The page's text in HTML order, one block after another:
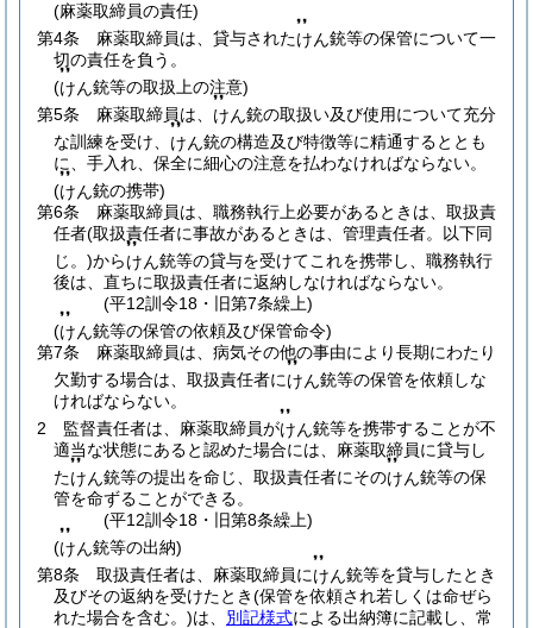
(麻薬取締員の責任)
第4条
麻薬取締員は、貸与されたけん
❜❜
銃等の保管について一
切の責任を負う。
(けん
❜❜
銃等の取扱上の注意)
第5条
麻薬取締員は、 けん
❜❜
銃の取扱い及び使用について充分
な訓練を受け、 けん
❜❜
銃の構造及び特徴等に精通するととも
に、手入れ、保全に細心の注意を払わなければならない。
(けん
❜❜
銃の携帯)
第6条
麻薬取締員は、職務執行上必要があるときは、取扱責
任者(取扱責任者に事故があるときは、管理責任者。以下同
じ。)からけん
❜❜
銃等の貸与を受けてこれを携帯し、職務執行
後は、直ちに取扱責任者に返納しなければならない。
(平12訓令18・旧第7条繰上)
(けん
❜❜
銃等の保管の依頼及び保管命令)
第7条
麻薬取締員は、病気その他の事由により長期にわたり
欠勤する場合は、取扱責任者にけん
❜❜
銃等の保管を依頼しな
ければならない。
2
監督責任者は、麻薬取締員がけん
❜❜
銃等を携帯することが不
適当な状態にあると認めた場合には、麻薬取締員に貸与し
たけん
❜❜
銃等の提出を命じ、取扱責任者にそのけん
❜❜
銃等の保
管を命ずることができる。
(平12訓令18・旧第8条繰上)
(けん
❜❜
銃等の出納)
第8条
取扱責任者は、麻薬取締員にけん
❜❜
銃等を貸与したとき
及びその返納を受けたとき(保管を依頼され若しくは命ぜら
れた場合を含む。)は、 別記様式による出納簿に記載し、常